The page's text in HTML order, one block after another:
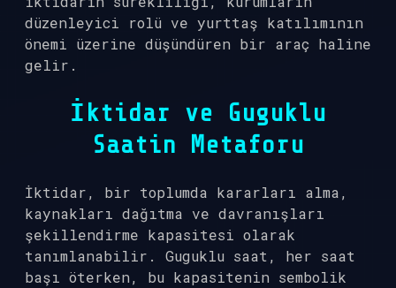
düzenleyici rolü ve yurttaş katılımının
önemi üzerine düşündüren bir araç haline
gelir.
İktidar ve Guguklu
Saatin Metaforu
İktidar, bir toplumda kararları alma,
kaynakları dağıtma ve davranışları
şekillendirme kapasitesi olarak
tanımlanabilir. Guguklu saat, her saat
başı öterken, bu kapasitenin sembolik